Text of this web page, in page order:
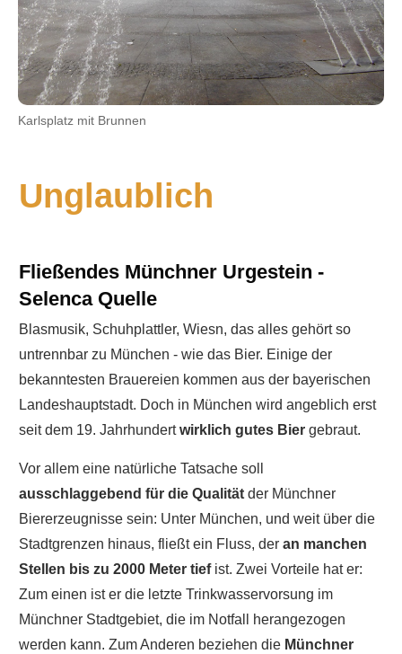
Karlsplatz mit Brunnen
Unglaublich
Fließendes Münchner Urgestein -
Selenca Quelle
Blasmusik, Schuhplattler, Wiesn, das alles gehört so
untrennbar zu München - wie das Bier. Einige der
bekanntesten Brauereien kommen aus der bayerischen
Landeshauptstadt. Doch in München wird angeblich erst
seit dem 19. Jahrhundertwirklich gutes Bier gebraut.
Vor allem eine natürliche Tatsache soll
ausschlaggebend für die Qualität der Münchner
Biererzeugnisse sein: Unter München, und weit über die
Stadtgrenzen hinaus, fließt ein Fluss, der an manchen
Stellen bis zu 2000 Meter tiefist. Zwei Vorteile hat er:
Zum einen ist er die letzte Trinkwasservorsung im
Münchner Stadtgebiet, die im Notfall herangezogen
werden kann. Zum Anderen beziehen die Münchner